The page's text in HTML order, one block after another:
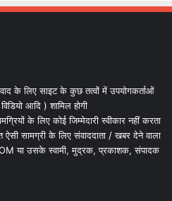
के लिए साइट के कुछ तत्वों में उपयोगकर्ताओं
आदि ) शामिल होगी
के लिए कोई जिम्मेदारी स्वीकार नहीं करता
सामग्री के लिए संवाददाता / खबर देने वाला
या उसके स्वामी, मुद्रक, प्रकाशक, संपादक